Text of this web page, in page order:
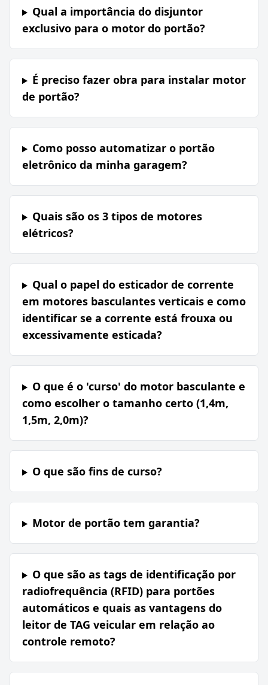
Qual a importância do disjuntor
exclusivo para o motor do portão?
É preciso fazer obra para instalar motor
de portão?
Como posso automatizar o portão
eletrônico da minha garagem?
Quais são os 3 tipos de motores
elétricos?
Qual o papel do esticador de corrente
em motores basculantes verticais e como
identificar se a corrente está frouxa ou
excessivamente esticada?
O que é o 'curso' do motor basculante e
como escolher o tamanho certo (1,4m,
1,5m, 2,0m)?
O que são fins de curso?
Motor de portão tem garantia?
O que são as tags de identificação por
radiofrequência (RFID) para portões
automáticos e quais as vantagens do
leitor de TAG veicular em relação ao
controle remoto?